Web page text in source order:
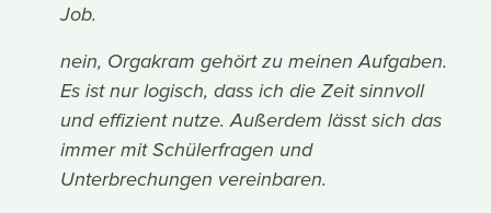
Job.
nein, Orgakram gehört zu meinen Aufgaben.
Es ist nur logisch, dass ich die Zeit sinnvoll
und effizient nutze. Außerdem lässt sich das
immer mit Schülerfragen und
Unterbrechungen vereinbaren.